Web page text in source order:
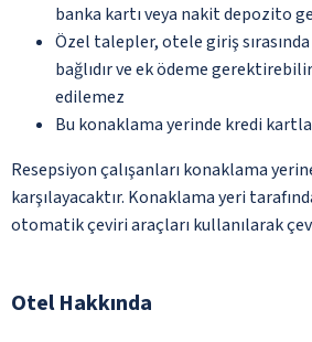
banka kartı veya nakit depozito
Özel talepler, otele giriş
bağlıdır ve ek ödeme
edilemez
Bu konaklama yerinde kredi
Resepsiyon çalışanları konaklama
karşılayacaktır. Konaklama yeri
otomatik çeviri araçları kullanılarak
Otel Hakkında